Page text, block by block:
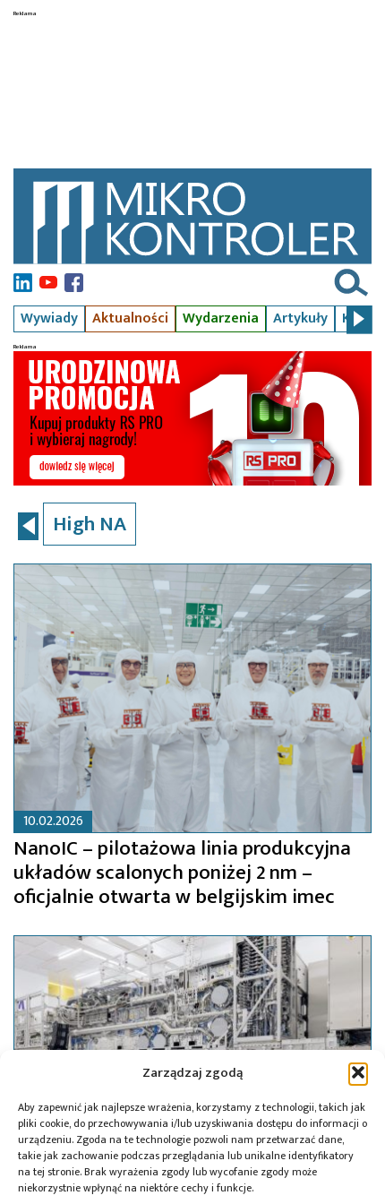
Zarządzaj zgodą
Aby zapewnić jak najlepsze wrażenia, korzystamy z technologii, takich jak
pliki cookie, do przechowywania i/lub uzyskiwania dostępu do informacji o
urządzeniu. Zgoda na te technologie pozwoli nam przetwarzać dane,
takie jak zachowanie podczas przeglądania lub unikalne identyfikatory
na tej stronie. Brak wyrażenia zgody lub wycofanie zgody może
niekorzystnie wpłynąć na niektóre cechy i funkcje.
Wywiady Aktualności Wydarzenia Artykuły Kursy
High NA
10.02.2026
NanoIC – pilotażowa linia produkcyjna
układów scalonych poniżej 2 nm –
oficjalnie otwarta w belgijskim imec
06.08.2024